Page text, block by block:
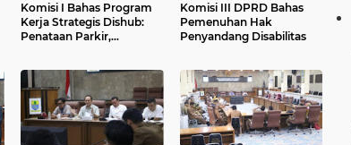
Komisi I Bahas Program
Kerja Strategis Dishub:
Penataan Parkir,
Komisi III DPRD Bahas
Pemenuhan Hak
Penyandang Disabilitas